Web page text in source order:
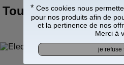
Tous les
votre
Choisissez
* Ces cookies nous
pour nos produits afin de
et la pertinence de nos
Merci à